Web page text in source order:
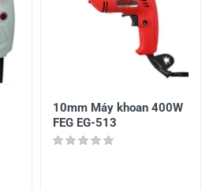
10mm Máy khoan 400W
FEG EG-513